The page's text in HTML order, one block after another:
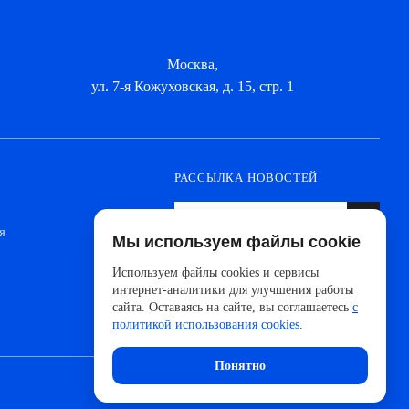
Москва,
ул. 7-я Кожуховская, д. 15, стр. 1
РАССЫЛКА НОВОСТЕЙ
новинок от ведущих производителей и
новостей АйДистрибьют
Мы используем файлы cookie
Используем файлы cookies и сервисы
интернет-аналитики для улучшения работы
сайта. Оставаясь на сайте, вы соглашаетесь с
политикой использования cookies.
Понятно